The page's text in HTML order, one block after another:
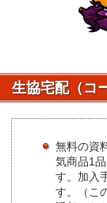
生協宅配（コ
無料の資
気商品1
す。加入
す。（こ